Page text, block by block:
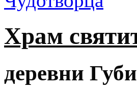
Храм
деревни